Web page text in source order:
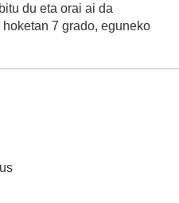
du eta orai ai da
7 grado, eguneko